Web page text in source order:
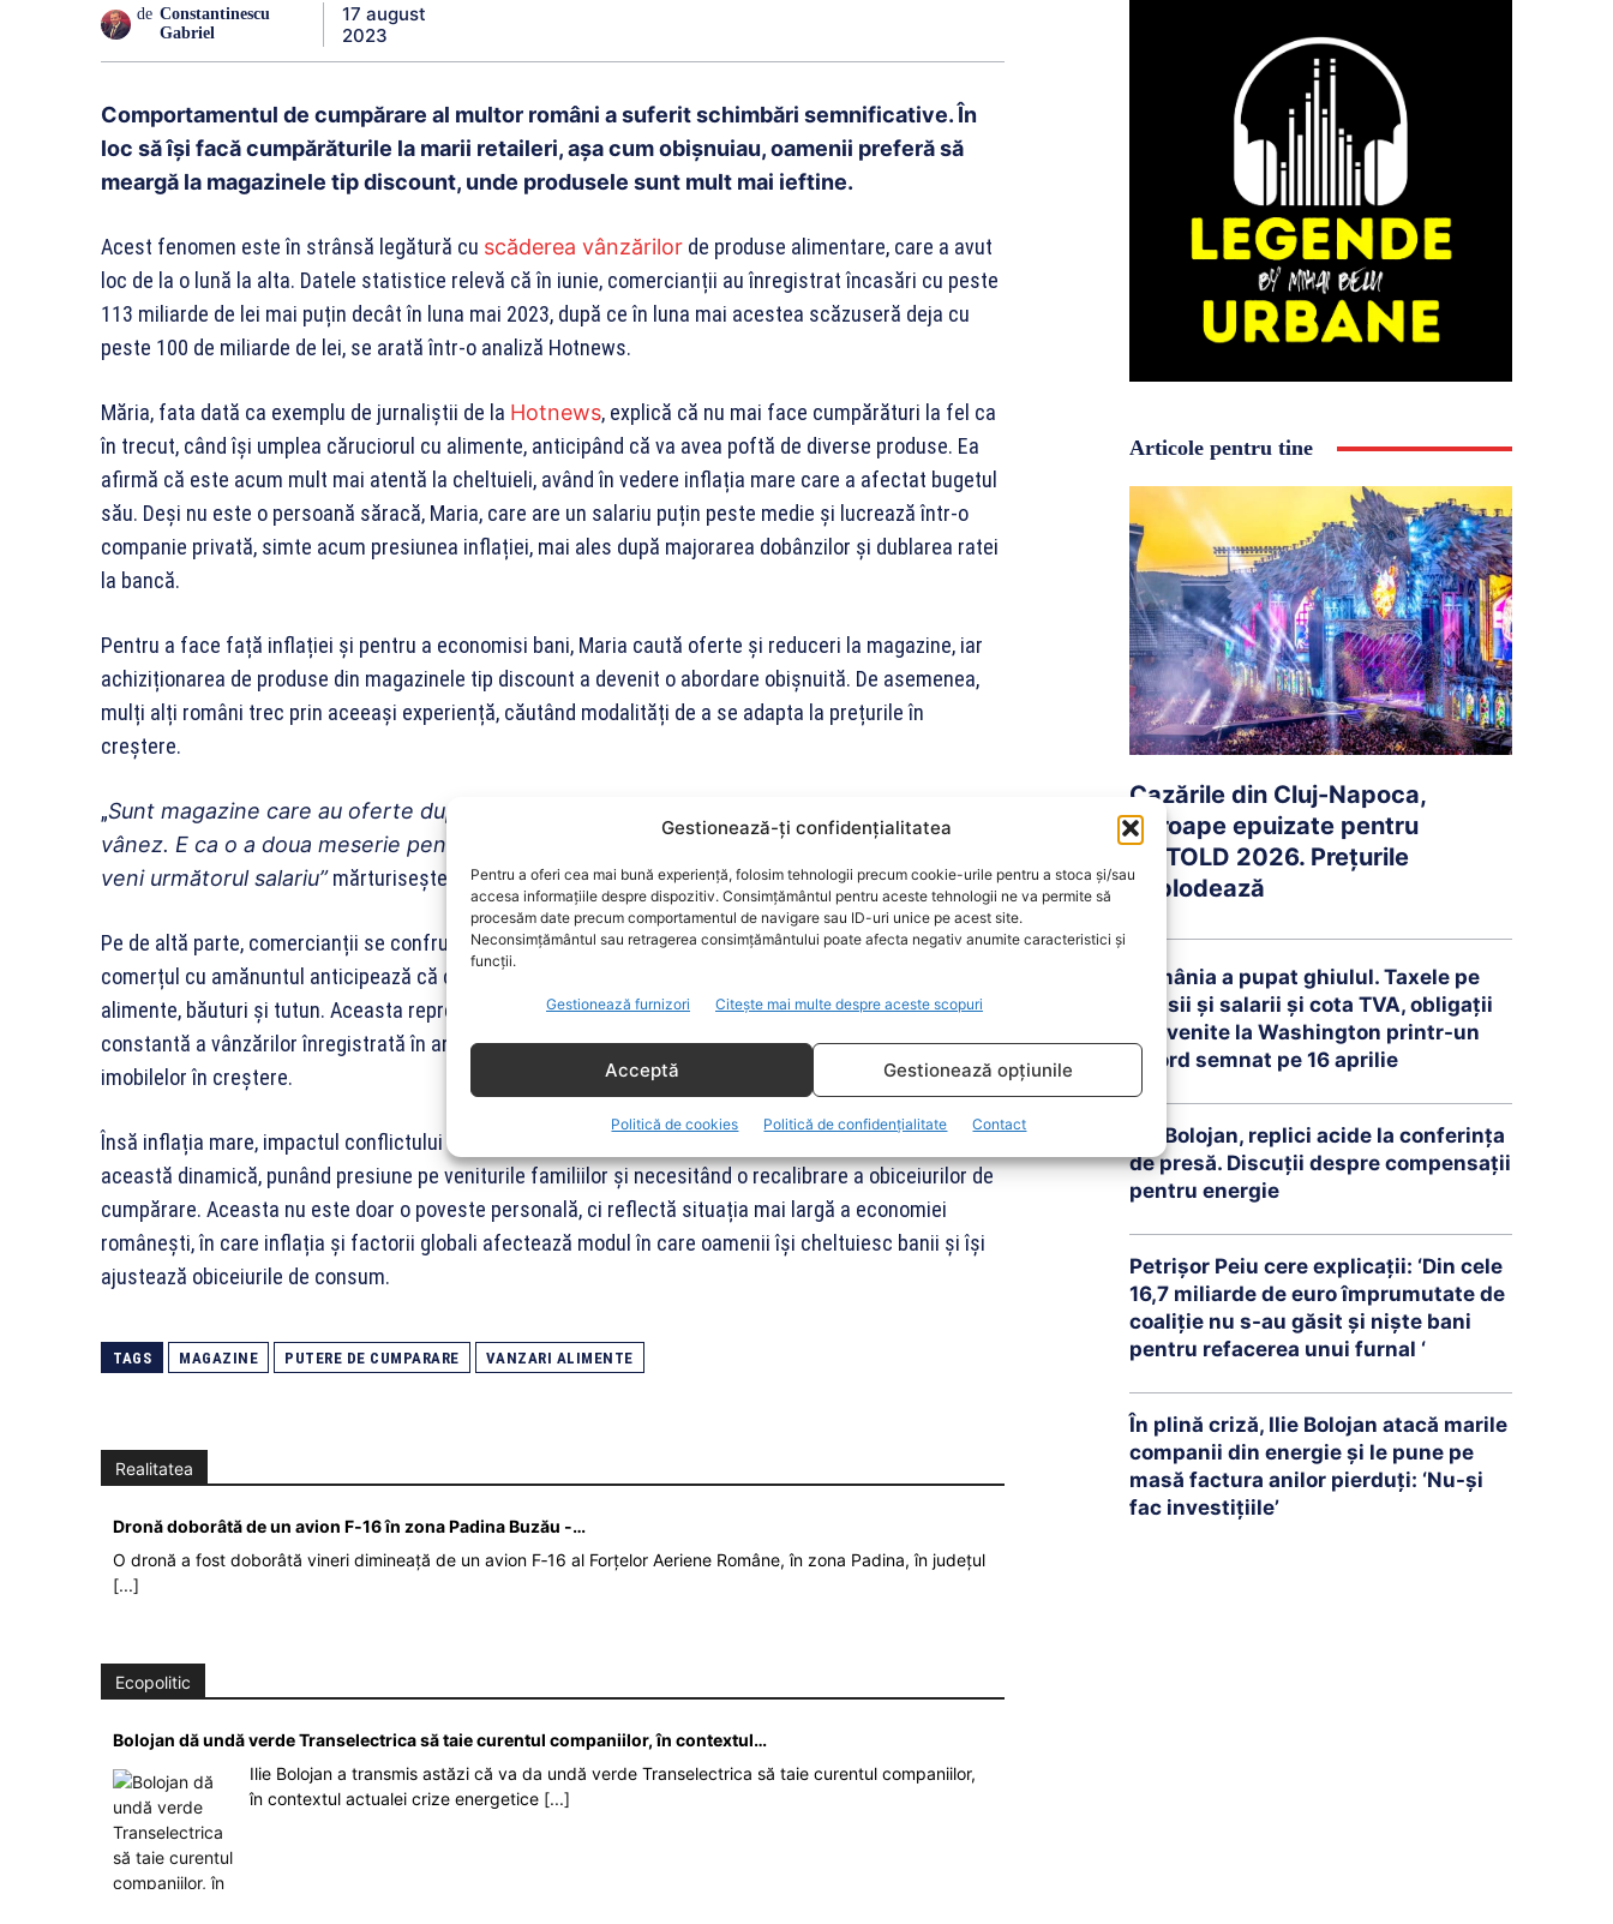
Gestionează-ți confidențialitatea
Pentru a oferi cea mai bună experiență, folosim tehnologii precum cookie-urile pentru a stoca și/sau
accesa informațiile despre dispozitiv. Consimțământul pentru aceste tehnologii ne va permite să
procesăm date precum comportamentul de navigare sau ID-uri unice pe acest site.
Neconsimțământul sau retragerea consimțământului poate afecta negativ anumite caracteristici și
funcții.
Gestionează furnizori Citește mai multe despre aceste scopuri
Acceptă Gestionează opțiunile
Politică de cookies Politică de confidențialitate Contact
de Constantinescu
Gabriel
17 august
2023
Comportamentul de cumpărare al multor români a suferit schimbări semnificative. În
loc să își facă cumpărăturile la marii retaileri, așa cum obișnuiau, oamenii preferă să
meargă la magazinele tip discount, unde produsele sunt mult mai ieftine.
Acest fenomen este în strânsă legătură cu scăderea vânzărilor de produse alimentare, care a avut
loc de la o lună la alta. Datele statistice relevă că în iunie, comercianții au înregistrat încasări cu peste
113 miliarde de lei mai puțin decât în luna mai 2023, după ce în luna mai acestea scăzuseră deja cu
peste 100 de miliarde de lei, se arată într-o analiză Hotnews.
Măria, fata dată ca exemplu de jurnaliștii de la Hotnews, explică că nu mai face cumpărături la fel ca
în trecut, când își umplea căruciorul cu alimente, anticipând că va avea poftă de diverse produse. Ea
afirmă că este acum mult mai atentă la cheltuieli, având în vedere inflația mare care a afectat bugetul
său. Deși nu este o persoană săracă, Maria, care are un salariu puțin peste medie și lucrează într-o
companie privată, simte acum presiunea inflației, mai ales după majorarea dobânzilor și dublarea ratei
la bancă.
Pentru a face față inflației și pentru a economisi bani, Maria caută oferte și reduceri la magazine, iar
achiziționarea de produse din magazinele tip discount a devenit o abordare obișnuită. De asemenea,
mulți alți români trec prin aceeași experiență, căutând modalități de a se adapta la prețurile în
creștere.
„Sunt magazine care au oferte după o anumită oră sau în week-enduri și pe acelea le
vânez. E ca o a doua meserie pentru mine, pentru că altfel terminăm banii înainte de a
veni următorul salariu”mărturisește Maria.
Pe de altă parte, comercianții se confruntă cu scăderea veniturilor din vânzări, iar managerii din
comerțul cu amănuntul anticipează că cele mai mari creșteri de prețuri în următoarele trei luni vor fi la
alimente, băuturi și tutun. Aceasta reprezintă o schimbare semnificativă față de perioada de creștere
constantă a vânzărilor înregistrată în anii anteriori, în contextul dobânzilor scăzute și prețurilor
imobilelor în creștere.
Însă inflația mare, impactul conflictului din Ucraina și dificultățile de aprovizionare au modificat
această dinamică, punând presiune pe veniturile familiilor și necesitând o recalibrare a obiceiurilor de
cumpărare. Aceasta nu este doar o poveste personală, ci reflectă situația mai largă a economiei
românești, în care inflația și factorii globali afectează modul în care oamenii își cheltuiesc banii și își
ajustează obiceiurile de consum.
TAGS MAGAZINE PUTERE DE CUMPARARE VANZARI ALIMENTE
Realitatea
Dronă doborâtă de un avion F‑16 în zona Padina Buzău -…
O dronă a fost doborâtă vineri dimineață de un avion F‑16 al Forțelor Aeriene Române, în zona Padina, în județul
[...]
Ecopolitic
Bolojan dă undă verde Transelectrica să taie curentul companiilor, în contextul…
Ilie Bolojan a transmis astăzi că va da undă verde Transelectrica să taie curentul companiilor,
în contextul actualei crize energetice [...]
Articole pentru tine
Cazările din Cluj-Napoca,
aproape epuizate pentru
UNTOLD 2026. Prețurile
explodează
România a pupat ghiulul. Taxele pe
pensii și salarii și cota TVA, obligații
convenite la Washington printr-un
Acord semnat pe 16 aprilie
Ilie Bolojan, replici acide la conferința
de presă. Discuții despre compensații
pentru energie
Petrişor Peiu cere explicații: ‘Din cele
16,7 miliarde de euro împrumutate de
coaliţie nu s-au găsit şi nişte bani
pentru refacerea unui furnal ‘
În plină criză, Ilie Bolojan atacă marile
companii din energie și le pune pe
masă factura anilor pierduți: ‘Nu-și
fac investițiile’